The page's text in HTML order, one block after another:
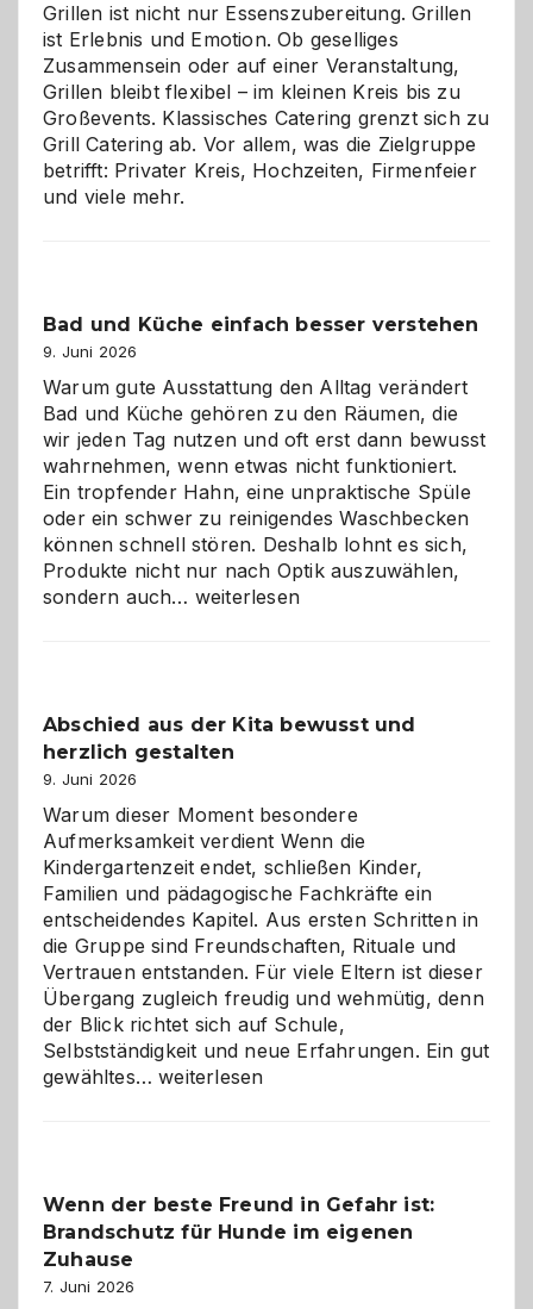
Grillen ist nicht nur Essenszubereitung. Grillen
ist Erlebnis und Emotion. Ob geselliges
Zusammensein oder auf einer Veranstaltung,
Grillen bleibt flexibel – im kleinen Kreis bis zu
Großevents. Klassisches Catering grenzt sich zu
Grill Catering ab. Vor allem, was die Zielgruppe
betrifft: Privater Kreis, Hochzeiten, Firmenfeier
und viele mehr.
Bad und Küche einfach besser verstehen
9. Juni 2026
Warum gute Ausstattung den Alltag verändert
Bad und Küche gehören zu den Räumen, die
wir jeden Tag nutzen und oft erst dann bewusst
wahrnehmen, wenn etwas nicht funktioniert.
Ein tropfender Hahn, eine unpraktische Spüle
oder ein schwer zu reinigendes Waschbecken
können schnell stören. Deshalb lohnt es sich,
Produkte nicht nur nach Optik auszuwählen,
sondern auch… Bad
verstehen
weiterlesen
Abschied aus der Kita bewusst und
herzlich gestalten
9. Juni 2026
Warum dieser Moment besondere
Aufmerksamkeit verdient Wenn die
Kindergartenzeit endet, schließen Kinder,
Familien und pädagogische Fachkräfte ein
entscheidendes Kapitel. Aus ersten Schritten in
die Gruppe sind Freundschaften, Rituale und
Vertrauen entstanden. Für viele Eltern ist dieser
Übergang zugleich freudig und wehmütig, denn
der Blick richtet sich auf Schule,
Selbstständigkeit und neue Erfahrungen. Ein gut
gewähltes…Abschied
und
herzlich
weiterlesen
Wenn der beste Freund in Gefahr ist:
Brandschutz für Hunde im eigenen
Zuhause
7. Juni 2026